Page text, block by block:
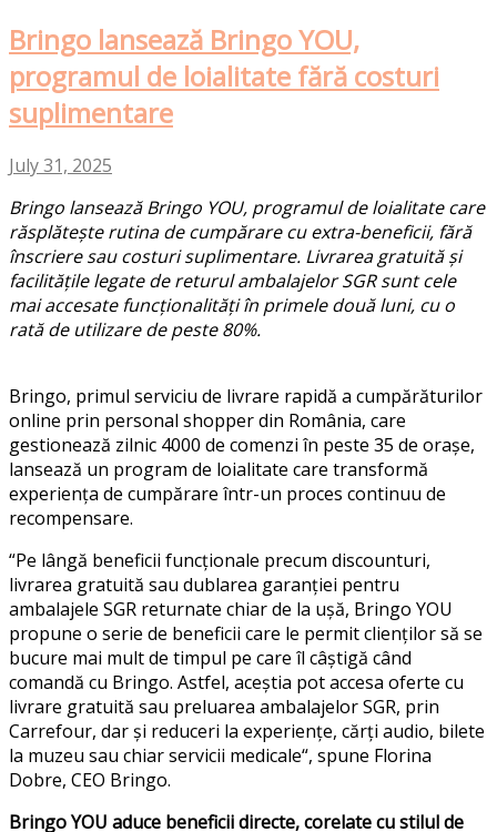
Bringo lansează Bringo YOU,
programul de loialitate fără costuri
suplimentare
July 31, 2025
Bringo lansează Bringo YOU, programuldeloialitatecare
răsplătește rutinadecumpărarecu extra-beneficii, fără
înscriere sau costuri suplimentare. Livrarea gratuită și
facilitățilelegate dereturul ambalajelorSGR suntcele
mai accesatefuncționalități în primele două luni, cu o
ratădeutilizaredepeste80%.
Bringo, primul serviciu de livrare rapidă a cumpărăturilor
online prin personal shopper din România, care
gestionează zilnic 4000 de comenzi în peste 35 de orașe,
lansează un program de loialitate care transformă
experiența de cumpărare într-un proces continuu de
recompensare.
“Pe lângă beneficii funcționale precum discounturi,
livrarea gratuită sau dublarea garanției pentru
ambalajele SGR returnate chiarde la ușă, Bringo YOU
propune o serie de beneficii care le permitcliențilorsă se
bucure mai multde timpul pe care îl câștigă când
comandă cu Bringo. Astfel, aceștia potaccesa oferte cu
livrare gratuită sau preluarea ambalajelorSGR, prin
Carrefour, darși reduceri la experiențe, cărți audio, bilete
la muzeu sau chiarservicii medicale“, spune Florina
Dobre, CEO Bringo.
BringoYOU aduce beneficiidirecte, corelate custilulde